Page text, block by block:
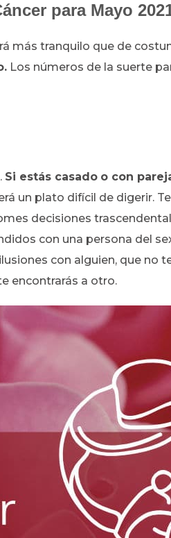
para Mayo
más tranquilo que de
Los números de la suerte
Si estás casado o con
un plato difícil de digerir.
decisiones
con una persona del
con alguien, que no
encontrarás a otro.